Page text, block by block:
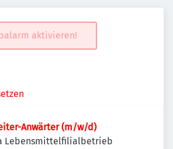
aktivieren!
Anwärter (m/w/d)
Lebensmittelfilialbetrieb